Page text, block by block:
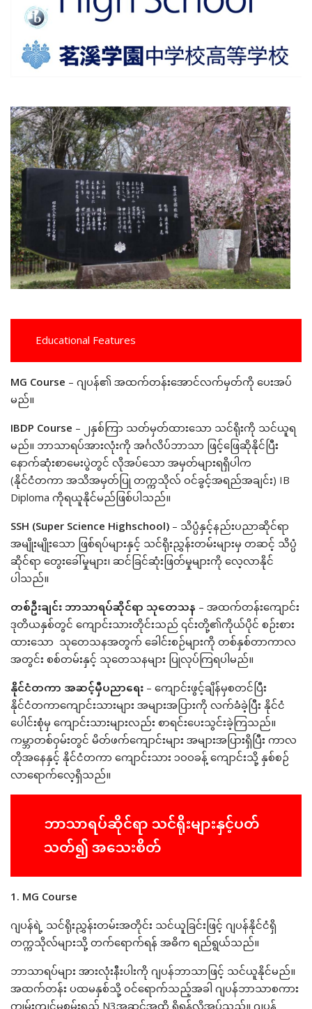
Educational Features
MG Course – ဂျပန်၏ အထက်တန်းအောင်လက်မှတ်ကို ပေးအပ်
မည်။
IBDP Course – ၂နှစ်ကြာ သတ်မှတ်ထားသော သင်ရိုးကို သင်ယူရ
မည်။ ဘာသာရပ်အားလုံးကို အင်္ဂလိပ်ဘာသာ ဖြင့်ဖြေဆိုနိုင်ပြီး
နောက်ဆုံးစာမေးပွဲတွင် လိုအပ်သော အမှတ်များရရှိပါက
(နိုင်ငံတကာ အသိအမှတ်ပြု တက္ကသိုလ် ဝင်ခွင့်အရည်အချင်း) IB
Diploma ကိုရယူနိုင်မည်ဖြစ်ပါသည်။
SSH (Super Science Highschool) – သိပ္ပံနှင့်နည်းပညာဆိုင်ရာ
အမျိုးမျိုးသော ဖြစ်ရပ်များနှင့် သင်ရိုးညွှန်းတမ်းများမှ တဆင့် သိပ္ပံ
ဆိုင်ရာ တွေးခေါ်မှုများ၊ ဆင်ခြင်ဆုံးဖြတ်မှုများကို လေ့လာနိုင်
ပါသည်။
တစ်ဦးချင်း ဘာသာရပ်ဆိုင်ရာ သုတေသန – အထက်တန်းကျောင်း
ဒုတိယနှစ်တွင် ကျောင်းသားတိုင်းသည် ၎င်းတို့၏ကိုယ်ပိုင် စဉ်းစား
ထားသော သုတေသနအတွက် ခေါင်းစဉ်များကို တစ်နှစ်တာကာလ
အတွင်း စစ်တမ်းနှင့် သုတေသနများ ပြုလုပ်ကြရပါမည်။
နိုင်ငံတကာ အဆင့်မှီပညာရေး – ကျောင်းဖွင့်ချိန်မှစတင်ပြီး
နိုင်ငံတကာကျောင်းသားများ အများအပြားကို လက်ခံခဲ့ပြီး နိုင်ငံ
ပေါင်းစုံမှ ကျောင်းသားများလည်း စာရင်းပေးသွင်းခဲ့ကြသည်။
ကမ္ဘာတစ်ဝှမ်းတွင် မိတ်ဖက်ကျောင်းများ အများအပြားရှိပြီး ကာလ
တိုအနေနှင့် နိုင်ငံတကာ ကျောင်းသား ၁၀၀ခန့် ကျောင်းသို့ နှစ်စဉ်
လာရောက်လေ့ရှိသည်။
ဘာသာရပ်ဆိုင်ရာ သင်ရိုးများနှင့်ပတ်
သတ်၍ အသေးစိတ်
1. MG Course
ဂျပန်ရဲ့ သင်ရိုးညွှန်းတမ်းအတိုင်း သင်ယူခြင်းဖြင့် ဂျပန်နိုင်ငံရှိ
တက္ကသိုလ်များသို့ တက်ရောက်ရန် အဓိက ရည်ရွယ်သည်။
ဘာသာရပ်များ အားလုံးနီးပါးကို ဂျပန်ဘာသာဖြင့် သင်ယူနိုင်မည်။
အထက်တန်း ပထမနှစ်သို့ ဝင်ရောက်သည့်အခါ ဂျပန်ဘာသာစကား
ကျွမ်းကျင်မှုစွမ်းရည် N3အဆင့်အထိ ရှိရန်လိုအပ်သည်။ ဂျပန်